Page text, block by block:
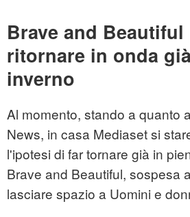
Brave and
ritornare in onda
inverno
Al momento, stando a quanto
News, in casa Mediaset si
l'ipotesi di far tornare già in
Brave and Beautiful, sospesa
lasciare spazio a Uomini e